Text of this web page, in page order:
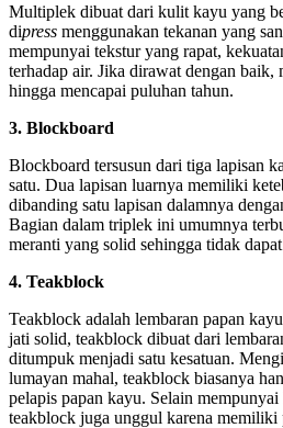
Multiplek dibuat dari kulit kayu yang
dipress menggunakan tekanan yang
mempunyai tekstur yang rapat,
terhadap air. Jika dirawat dengan baik,
hingga mencapai puluhan tahun.
3. Blockboard
Blockboard tersusun dari tiga lapisan
satu. Dua lapisan luarnya memiliki
dibanding satu lapisan dalamnya
Bagian dalam triplek ini umumnya
meranti yang solid sehingga tidak
4. Teakblock
Teakblock adalah lembaran papan
jati solid, teakblock dibuat dari
ditumpuk menjadi satu kesatuan.
lumayan mahal, teakblock biasanya
pelapis papan kayu. Selain
teakblock juga unggul karena